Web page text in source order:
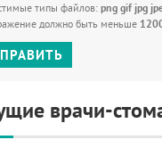
типы файлов:png gif jpg
должно быть меньше
врачи-